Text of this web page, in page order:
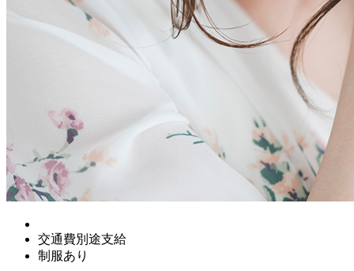
交通費別途支給
制服あり